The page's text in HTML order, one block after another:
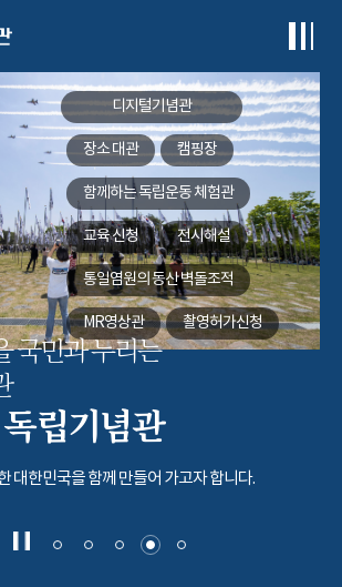
디지털기념관
장소 대관 캠핑장
함께하는독립운동 체험관
교육 신청 전시해설
통일염원의 동산벽돌조적
MR영상관 촬영허가신청
국민과 누리는
립기념관
대한민국을 함께 만들어 가고자 합니다.